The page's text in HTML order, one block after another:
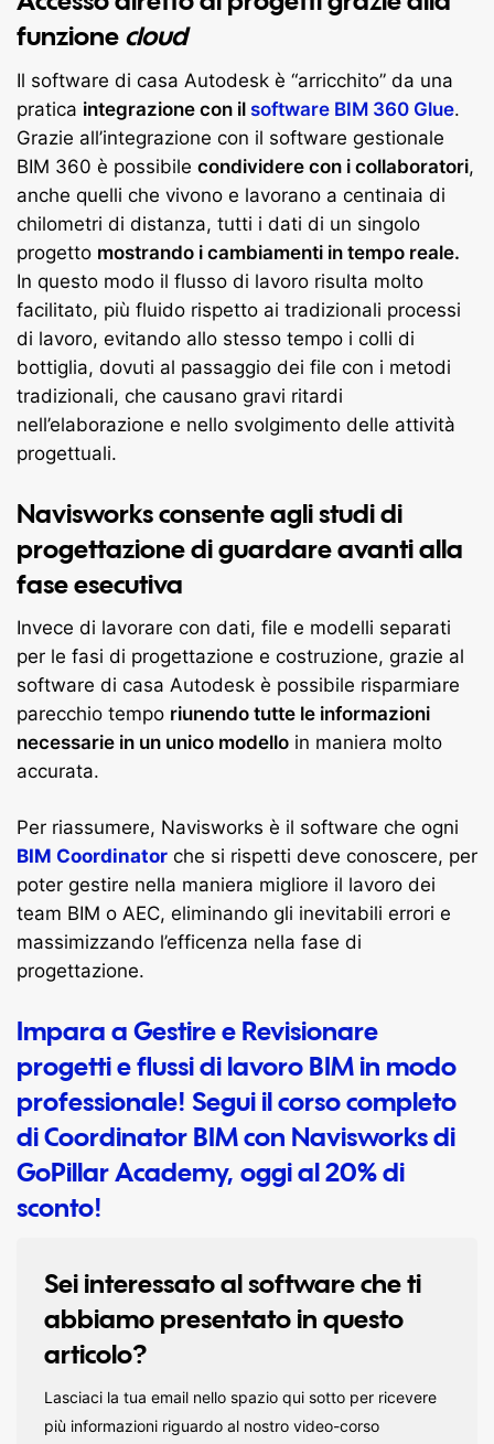
funzione cloud
Il software di casa Autodesk è “arricchito” da una
pratica integrazione con il software BIM 360 Glue.
Grazie all’integrazione con il software gestionale
BIM 360 è possibile condividere con i collaboratori,
anche quelli che vivono e lavorano a centinaia di
chilometri di distanza, tutti i dati di un singolo
progetto mostrando i cambiamenti in tempo reale.
In questo modo il flusso di lavoro risulta molto
facilitato, più fluido rispetto ai tradizionali processi
di lavoro, evitando allo stesso tempo i colli di
bottiglia, dovuti al passaggio dei file con i metodi
tradizionali, che causano gravi ritardi
nell’elaborazione e nello svolgimento delle attività
progettuali.
Navisworks consente agli studi di
progettazione di guardare avanti alla
fase esecutiva
Invece di lavorare con dati, file e modelli separati
per le fasi di progettazione e costruzione, grazie al
software di casa Autodesk è possibile risparmiare
parecchio tempo riunendo tutte le informazioni
necessarie in un unico modello in maniera molto
accurata.
Per riassumere, Navisworks è il software che ogni
BIM Coordinator che si rispetti deve conoscere, per
poter gestire nella maniera migliore il lavoro dei
team BIM o AEC, eliminando gli inevitabili errori e
massimizzando l’efficenza nella fase di
progettazione.
Impara a Gestire e Revisionare
progetti e flussi di lavoro BIM in modo
professionale! Segui il corso completo
di Coordinator BIM con Navisworks di
GoPillar Academy, oggi al 20% di
sconto!
Sei interessato al software che ti
abbiamo presentato in questo
articolo?
Lasciaci la tua email nello spazio qui sotto per ricevere
più informazioni riguardo al nostro video-corso